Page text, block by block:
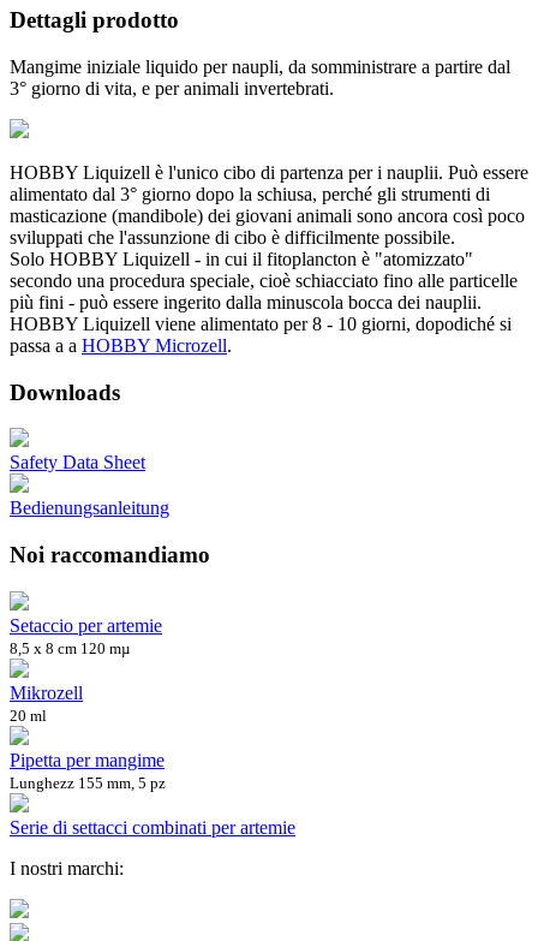
Dettagli prodotto
Mangime iniziale liquido per naupli, da somministrare a partire dal
3° giorno di vita, e per animali invertebrati.
HOBBY Liquizell è l'unico cibo di partenza per i nauplii. Può essere
alimentato dal 3° giorno dopo la schiusa, perché gli strumenti di
masticazione (mandibole) dei giovani animali sono ancora così poco
sviluppati che l'assunzione di cibo è difficilmente possibile.
Solo HOBBY Liquizell - in cui il fitoplancton è "atomizzato"
secondo una procedura speciale, cioè schiacciato fino alle particelle
più fini - può essere ingerito dalla minuscola bocca dei nauplii.
HOBBY Liquizell viene alimentato per 8 - 10 giorni, dopodiché si
passa a a HOBBY Microzell.
Downloads
Safety Data Sheet
Bedienungsanleitung
Noi raccomandiamo
Setaccio per artemie
8,5 x 8 cm 120 mµ
Mikrozell
20 ml
Pipetta per mangime
Lunghezz 155 mm, 5 pz
Serie di settacci combinati per artemie
I nostri marchi: